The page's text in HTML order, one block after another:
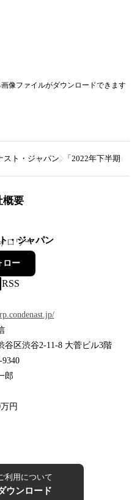
像ファイルがダウンロードできます
スト・ジャパン 「2022年下半期し
概要
・ジャパン
ロワー
ロー
RSS
谷区渋谷2-11-8 大菅ビル3階
9340
郎
円
利用について
ウンロード